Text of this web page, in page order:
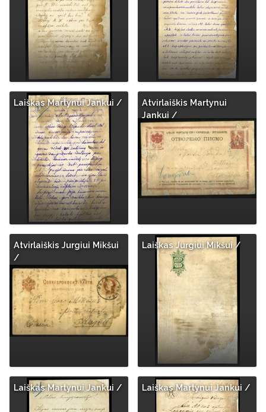
Laiškas Martynui Jankui /
Atvirlaiškis Martynui
Jankui /
Atvirlaiškis Jurgiui Mikšui
/
Laiškas Jurgiui Mikšui /
Laiškas Martynui Jankui / Laiškas Martynui Jankui /